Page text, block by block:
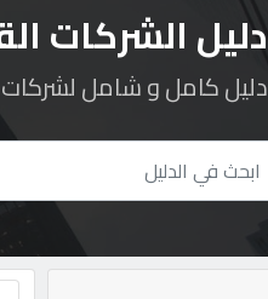
دليل الشركات
دليل كامل و شامل لشركات